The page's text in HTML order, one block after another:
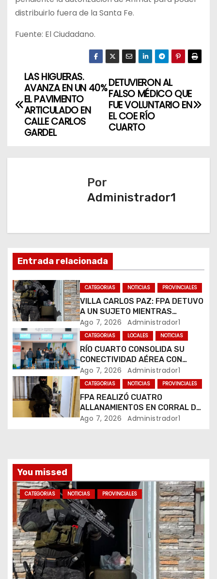
distribuirlo fuera de la Santa Fe.
Fuente: El Ciudadano.
N
a
g
n
d
e
e
n
t
r
a
s
DETUVIERON AL
FALSO MÉDICO QUE
FUE VOLUNTARIO EN
EL COE RÍO
CUARTO
LAS HIGUERAS.
AVANZA EN UN 40%
EL PAVIMENTO
ARTICULADO EN
CALLE CARLOS
GARDEL
Por
Administrador1
Entrada relacionada
CATEGORIAS NOTICIAS PROVINCIALES
VILLA CARLOS PAZ: FPA DETUVO
A UN SUJETO MIENTRAS
COMERCIALIZABA COCAÍNA Y
MARIHUANA EN UNA PLAZA
Ago 7, 2026 Administrador1
CATEGORIAS LOCALES NOTICIAS
RÍO CUARTO CONSOLIDA SU
CONECTIVIDAD AÉREA CON
CUATRO VUELOS SEMANALES A
BUENOS AIRES
Ago 7, 2026 Administrador1
CATEGORIAS NOTICIAS PROVINCIALES
FPA REALIZÓ CUATRO
ALLANAMIENTOS EN CORRAL DE
BUSTOS-IFFLINGER
Ago 7, 2026 Administrador1
You missed
CATEGORIAS NOTICIAS PROVINCIALES